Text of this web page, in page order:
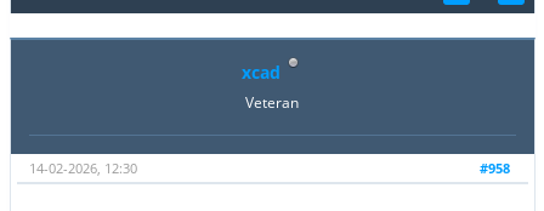
xcad
Veteran
#958
14-02-2026, 12:30